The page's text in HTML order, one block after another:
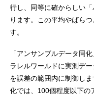
行し、同等に確からしい
ります。この平均やばら
す。
「アンサンブルデータ同
ラレルワールドに実測デ
を誤差の範囲内に制御し
化では、100個程度以下の